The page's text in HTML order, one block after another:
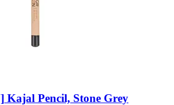
Kajal Pencil, Stone Grey